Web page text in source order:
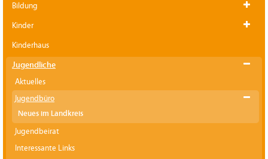
Bildung
Kinder
Kinderhaus
Jugendliche
Aktuelles
Jugendbüro
Neues im Landkreis
Jugendbeirat
Interessante Links